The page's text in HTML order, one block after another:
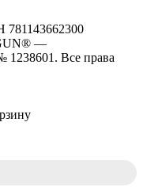
—
1238601. Все права